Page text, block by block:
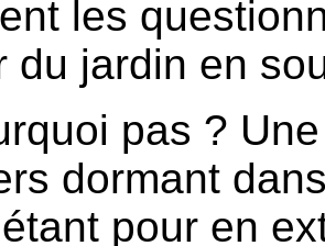
les
du jardin en
pas ?
dormant
pour en